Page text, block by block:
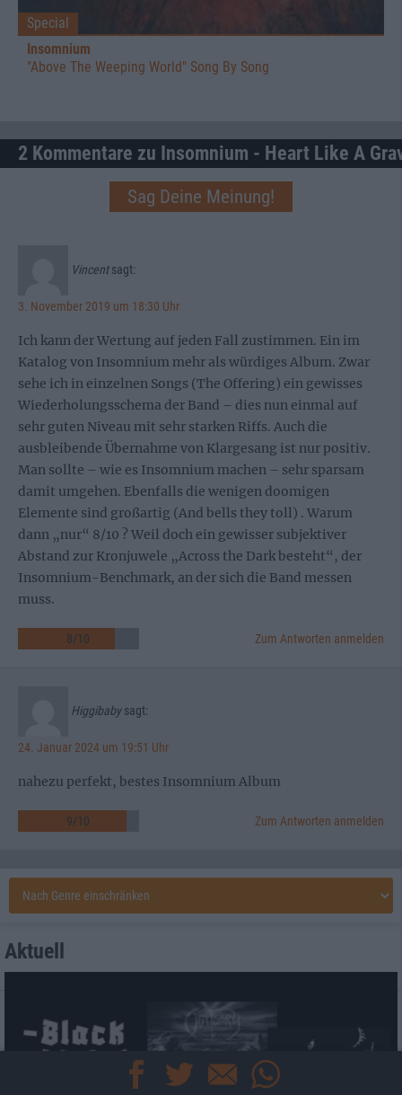
Special
Insomnium
"Above The Weeping World" Song By Song
2 Kommentare zu Insomnium - Heart Like A
Sag Deine Meinung!
Vincent sagt:
3. November 2019 um 18:30 Uhr
Ich kann der Wertung auf jeden Fall zustimmen. Ein im
Katalog von Insomnium mehr als würdiges Album. Zwar
sehe ich in einzelnen Songs (The Offering) ein gewisses
Wiederholungsschema der Band – dies nun einmal auf
sehr guten Niveau mit sehr starken Riffs. Auch die
ausbleibende Übernahme von Klargesang ist nur positiv.
Man sollte – wie es Insomnium machen – sehr sparsam
damit umgehen. Ebenfalls die wenigen doomigen
Elemente sind großartig (And bells they toll) . Warum
dann „nur“ 8/10 ? Weil doch ein gewisser subjektiver
Abstand zur Kronjuwele „Across the Dark besteht“, der
Insomnium-Benchmark, an der sich die Band messen
muss.
8/10 Zum Antworten anmelden
Higgibaby sagt:
24. Januar 2024 um 19:51 Uhr
nahezu perfekt, bestes Insomnium Album
9/10 Zum Antworten anmelden
Aktuell